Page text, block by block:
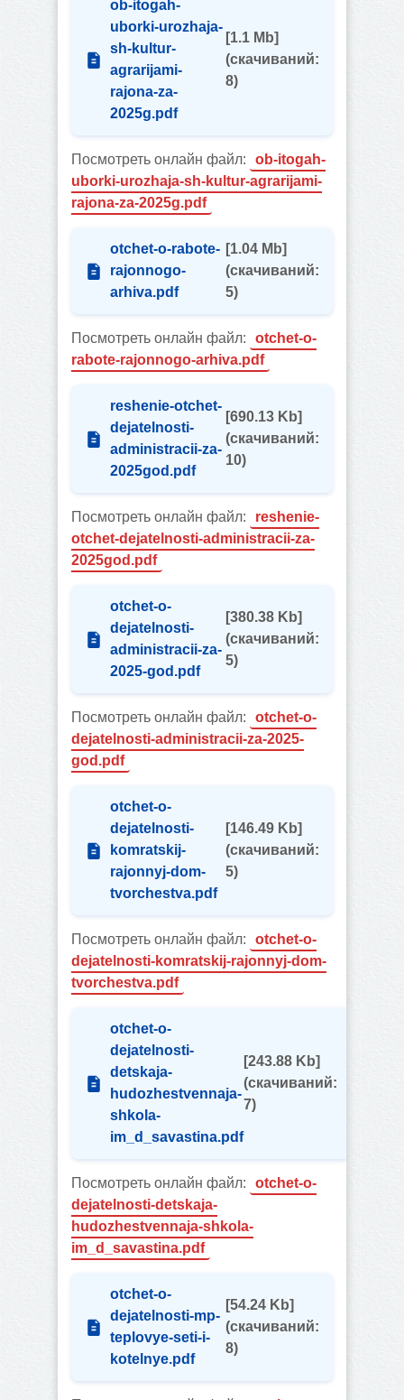
ob-itogah-
uborki-urozhaja-
sh-kultur-
agrarijami-
rajona-za-
2025g.pdf
[1.1 Mb]
(cкачиваний:
8)
Посмотреть онлайн файл:
ob-itogah-
uborki-urozhaja-sh-kultur-agrarijami-
rajona-za-2025g.pdf
otchet-o-rabote-
rajonnogo-
arhiva.pdf
[1.04 Mb]
(cкачиваний:
5)
Посмотреть онлайн файл:
otchet-o-
rabote-rajonnogo-arhiva.pdf
reshenie-otchet-
dejatelnosti-
administracii-za-
2025god.pdf
[690.13 Kb]
(cкачиваний:
10)
Посмотреть онлайн файл:
reshenie-
otchet-dejatelnosti-administracii-za-
2025god.pdf
otchet-o-
dejatelnosti-
administracii-za-
2025-god.pdf
[380.38 Kb]
(cкачиваний:
5)
Посмотреть онлайн файл:
otchet-o-
dejatelnosti-administracii-za-2025-
god.pdf
otchet-o-
dejatelnosti-
komratskij-
rajonnyj-dom-
tvorchestva.pdf
[146.49 Kb]
(cкачиваний:
5)
Посмотреть онлайн файл:
otchet-o-
dejatelnosti-komratskij-rajonnyj-dom-
tvorchestva.pdf
otchet-o-
dejatelnosti-
detskaja-
hudozhestvennaja-
shkola-
im_d_savastina.pdf
[243.88 Kb]
(cкачиваний:
7)
Посмотреть онлайн файл:
otchet-o-
dejatelnosti-detskaja-
hudozhestvennaja-shkola-
im_d_savastina.pdf
otchet-o-
dejatelnosti-mp-
teplovye-seti-i-
kotelnye.pdf
[54.24 Kb]
(cкачиваний:
8)